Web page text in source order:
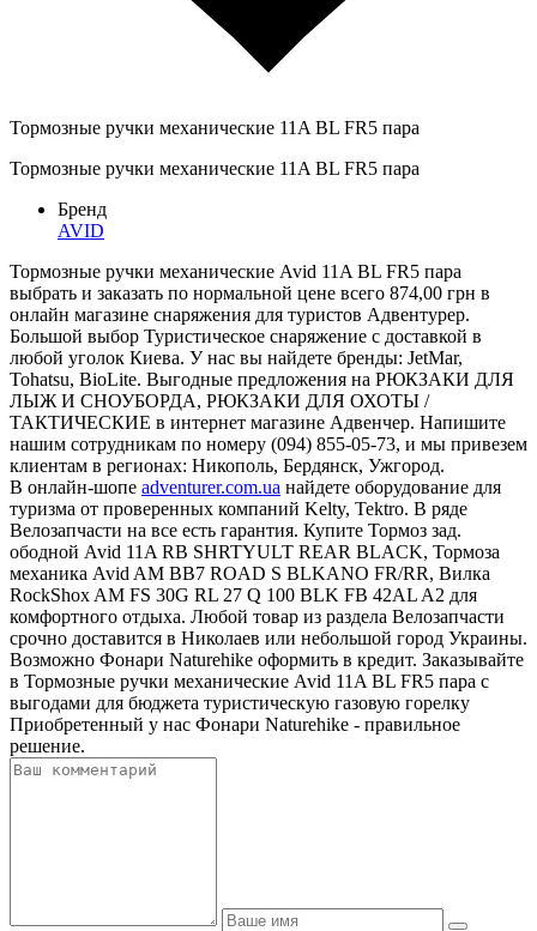
Тормозные ручки механические 11A BL FR5 пара
Тормозные ручки механические 11A BL FR5 пара
Бренд
AVID
Тормозные ручки механические Avid 11A BL FR5 пара
выбрать и заказать по нормальной цене всего 874,00 грн в
онлайн магазине снаряжения для туристов Адвентурер.
Большой выбор Туристическое снаряжение с доставкой в
любой уголок Киева. У нас вы найдете бренды: JetMar,
Tohatsu, BioLite. Выгодные предложения на РЮКЗАКИ ДЛЯ
ЛЫЖ И СНОУБОРДА, РЮКЗАКИ ДЛЯ ОХОТЫ /
ТАКТИЧЕСКИЕ в интернет магазине Адвенчер. Напишите
нашим сотрудникам по номеру (094) 855-05-73, и мы привезем
клиентам в регионах: Никополь, Бердянск, Ужгород.
В онлайн-шопе adventurer.com.ua найдете оборудование для
туризма от проверенных компаний Kelty, Tektro. В ряде
Велозапчасти на все есть гарантия. Купите Тормоз зад.
ободной Avid 11A RB SHRTYULT REAR BLACK, Тормоза
механика Avid AM BB7 ROAD S BLKANO FR/RR, Вилка
RockShox AM FS 30G RL 27 Q 100 BLK FB 42AL A2 для
комфортного отдыха. Любой товар из раздела Велозапчасти
срочно доставится в Николаев или небольшой город Украины.
Возможно Фонари Naturehike оформить в кредит. Заказывайте
в Тормозные ручки механические Avid 11A BL FR5 пара с
выгодами для бюджета туристическую газовую горелку
Приобретенный у нас Фонари Naturehike - правильное
решение.